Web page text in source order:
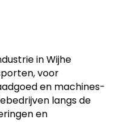
in Wijhe
voor
en machines-
langs de
en